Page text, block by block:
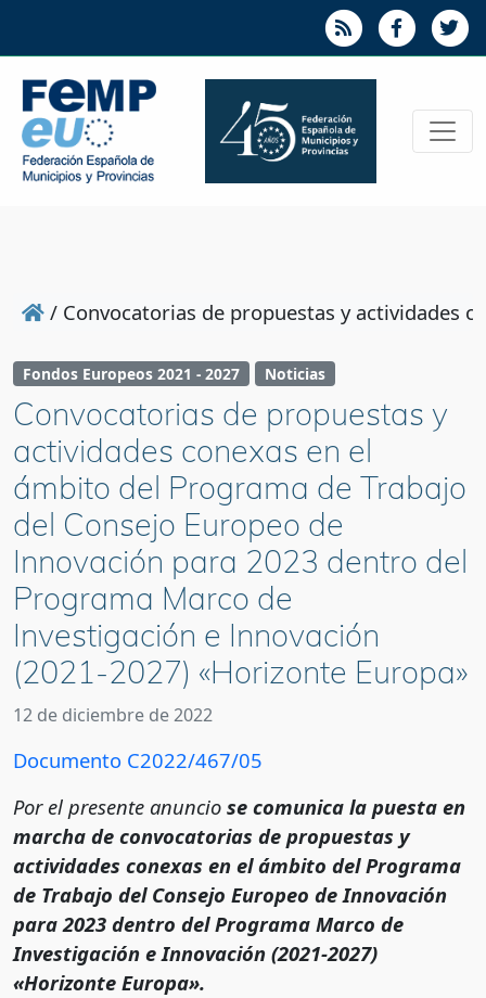
/ Convocatorias de propuestas y actividades
Fondos Europeos 2021 - 2027 Noticias
Convocatorias de propuestas y
actividades conexas en el
ámbito del Programa de Trabajo
del Consejo Europeo de
Innovación para 2023 dentro del
Programa Marco de
Investigación e Innovación
(2021-2027) «Horizonte Europa»
12 de diciembre de 2022
Documento C2022/467/05
Por el presente anuncio se comunica la puesta en
marcha de convocatorias de propuestas y
actividades conexas en el ámbito del Programa
de Trabajo del Consejo Europeo de Innovación
para 2023 dentro del Programa Marco de
Investigación e Innovación (2021-2027)
«Horizonte Europa».